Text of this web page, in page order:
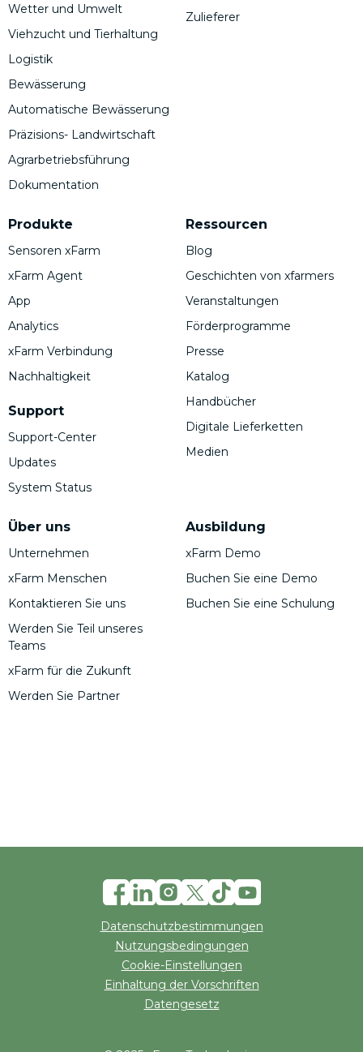
Wetter und Umwelt
Viehzucht und Tierhaltung
Logistik
Bewässerung
Automatische Bewässerung
Präzisions- Landwirtschaft
Agrarbetriebsführung
Dokumentation
Produkte
Sensoren xFarm
xFarm Agent
App
Analytics
xFarm Verbindung
Nachhaltigkeit
Support
Support-Center
Updates
System Status
Zulieferer
Über uns
Unternehmen
xFarm Menschen
Kontaktieren Sie uns
Werden Sie Teil unseres
Teams
xFarm für die Zukunft
Werden Sie Partner
Ressourcen
Blog
Geschichten von xfarmers
Veranstaltungen
Förderprogramme
Presse
Katalog
Handbücher
Digitale Lieferketten
Medien
Ausbildung
xFarm Demo
Buchen Sie eine Demo
Buchen Sie eine Schulung
Datenschutzbestimmungen
Nutzungsbedingungen
Cookie-Einstellungen
Einhaltung der Vorschriften
Datengesetz